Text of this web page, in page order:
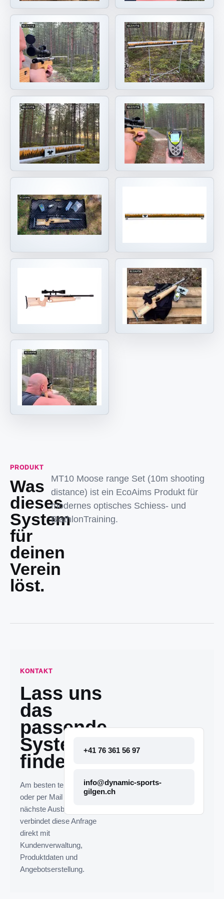
PRODUKT
Was
dieses
System
für
deinen
Verein
löst.
MT10 Moose range Set (10m shooting
distance) ist ein EcoAims Produkt für
modernes optisches Schiess- und
BiathlonTraining.
KONTAKT
Lass uns
das
passende
System
finden.
Am besten telefonisch
oder per Mail melden. Die
nächste Ausbaustufe
verbindet diese Anfrage
direkt mit
Kundenverwaltung,
Produktdaten und
Angebotserstellung.
+41 76 361 56 97
info@dynamic-sports-
gilgen.ch